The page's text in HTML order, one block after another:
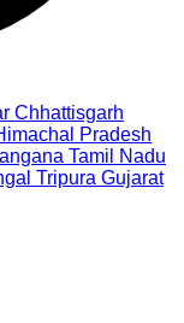
Chhattisgarh
Pradesh
Tamil Nadu
Tripura Gujarat